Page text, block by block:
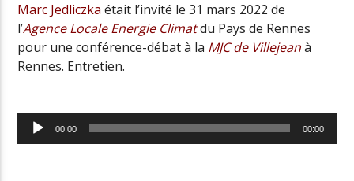
Marc Jedliczka était l’invité le 31 mars 2022 de
l’Agence Locale Energie Climatdu Pays de Rennes
pour une conférence-débat à la MJC de Villejeanà
Rennes. Entretien.
Lecteur
audio
00:00 00:00